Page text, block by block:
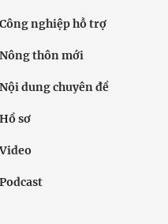
Công nghiệp hỗ trợ
Nông thôn mới
Nội dung chuyên đề
Hồ sơ
Video
Podcast